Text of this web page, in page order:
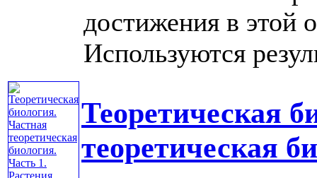
достижения в этой
Используются
Теоретическая
теоретическая